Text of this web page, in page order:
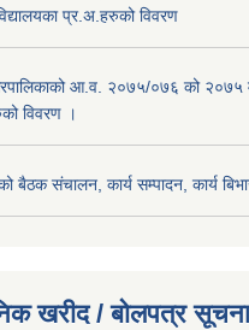
प्र.अ.हरुको विवरण
आ.व. २०७५/०७६ को २०७५
विवरण ।
बैठक संचालन, कार्य सम्पादन, कार्य
खरीद / बोलपत्र सूचना